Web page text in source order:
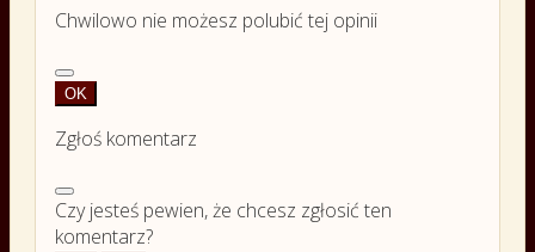
Chwilowo nie możesz polubić tej opinii
OK
Zgłoś komentarz
Czy jesteś pewien, że chcesz zgłosić ten
komentarz?